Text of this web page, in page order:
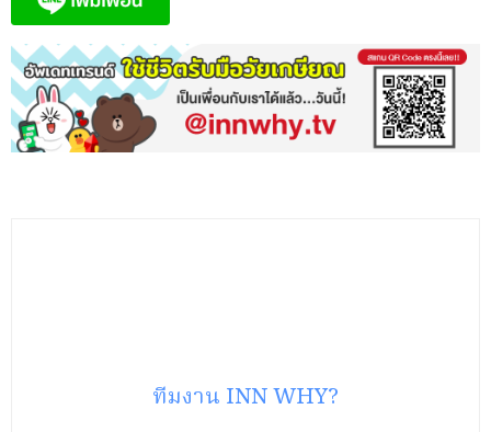
ทีมงาน INN WHY?